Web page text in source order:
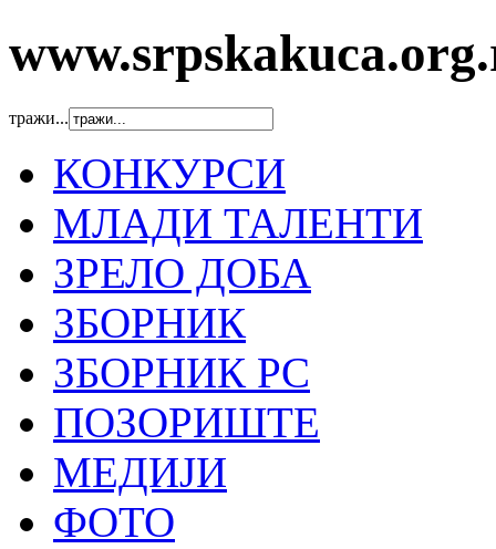
тражи...
КОНКУРСИ
МЛАДИ ТАЛЕНТИ
ЗРЕЛО ДОБА
ЗБОРНИК
ЗБОРНИК РС
ПОЗОРИШТЕ
МЕДИЈИ
ФОТО